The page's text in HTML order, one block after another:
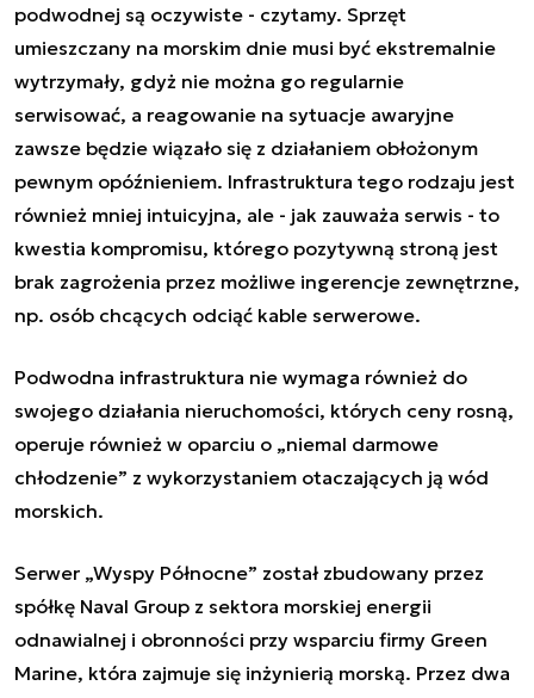
podwodnej są oczywiste - czytamy. Sprzęt
umieszczany na morskim dnie musi być ekstremalnie
wytrzymały, gdyż nie można go regularnie
serwisować, a reagowanie na sytuacje awaryjne
zawsze będzie wiązało się z działaniem obłożonym
pewnym opóźnieniem. Infrastruktura tego rodzaju jest
również mniej intuicyjna, ale - jak zauważa serwis - to
kwestia kompromisu, którego pozytywną stroną jest
brak zagrożenia przez możliwe ingerencje zewnętrzne,
np. osób chcących odciąć kable serwerowe.
Podwodna infrastruktura nie wymaga również do
swojego działania nieruchomości, których ceny rosną,
operuje również w oparciu o „niemal darmowe
chłodzenie” z wykorzystaniem otaczających ją wód
morskich.
Serwer „Wyspy Północne” został zbudowany przez
spółkę Naval Group z sektora morskiej energii
odnawialnej i obronności przy wsparciu firmy Green
Marine, która zajmuje się inżynierią morską. Przez dwa